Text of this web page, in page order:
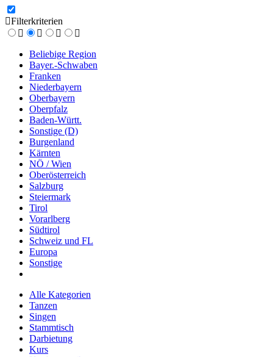
Filterkriterien
Beliebige Region
Bayer.-Schwaben
Franken
Niederbayern
Oberbayern
Oberpfalz
Baden-Württ.
Sonstige (D)
Burgenland
Kärnten
NÖ / Wien
Oberösterreich
Salzburg
Steiermark
Tirol
Vorarlberg
Südtirol
Schweiz und FL
Europa
Sonstige
Alle Kategorien
Tanzen
Singen
Stammtisch
Darbietung
Kurs